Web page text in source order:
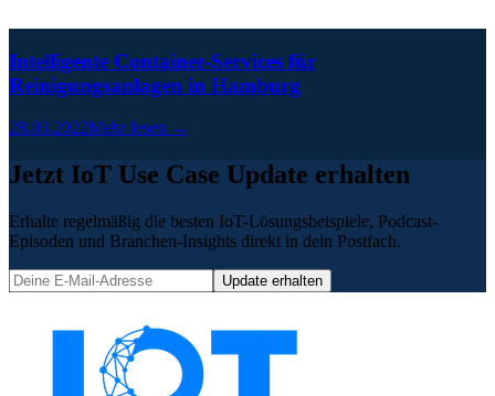
Intelligente Container-Services für
Reinigungsanlagen in Hamburg
28.03.2022Mehr lesen →
Jetzt IoT Use Case Update erhalten
Erhalte regelmäßig die besten IoT-Lösungsbeispiele, Podcast-
Episoden und Branchen-Insights direkt in dein Postfach.
Update erhalten